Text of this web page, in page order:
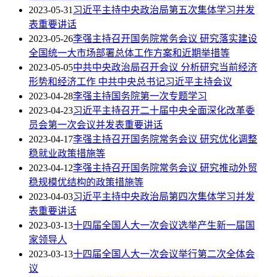
2023-05-31习近平主持中央政治局第五次集体学习并发
表重要讲话
2023-05-26李强主持召开国务院常务会议 研究落实建设
全国统一大市场部署总体工作方案和近期举措等
2023-05-05中共中央政治局召开会议 分析研究当前经济
形势和经济工作 中共中央总书记习近平主持会议
2023-04-28李强主持国务院第一次专题学习
2023-04-23习近平主持召开二十届中央全面深化改革委
员会第一次会议并发表重要讲话
2023-04-17李强主持召开国务院常务会议 研究优化调整
稳就业政策措施等
2023-04-12李强主持召开国务院常务会议 研究推动外贸
稳规模优结构的政策措施等
2023-04-03习近平主持中央政治局第四次集体学习并发
表重要讲话
2023-03-13十四届全国人大一次会议选举产生新一届国
家领导人
2023-03-13十四届全国人大一次会议举行第二次全体会
议